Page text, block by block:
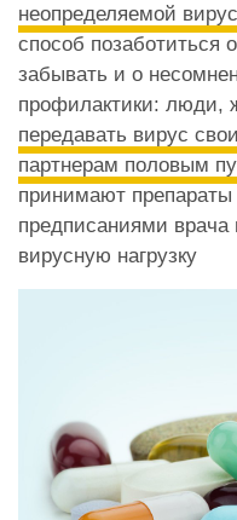
неопределяемой
способ позаботиться
забывать и о
профилактики: люди,
передавать вирус
партнерам половым
принимают
предписаниями
вирусную нагрузку